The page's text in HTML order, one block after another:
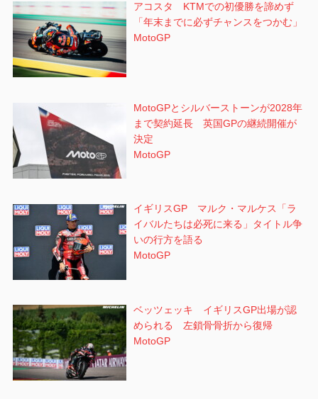
アコスタ KTMでの初優勝を諦めず
「年末までに必ずチャンスをつかむ」
MotoGP
MotoGPとシルバーストーンが2028年
まで契約延長 英国GPの継続開催が
決定
MotoGP
イギリスGP マルク・マルケス「ラ
イバルたちは必死に来る」タイトル争
いの行方を語る
MotoGP
ベッツェッキ イギリスGP出場が認
められる 左鎖骨骨折から復帰
MotoGP